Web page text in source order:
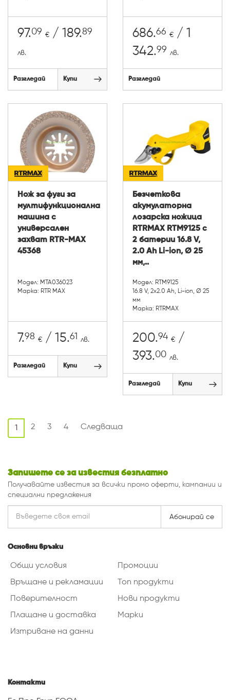
97.09 € / 189.89
лв.
Разгледай Купи
686.66 € / 1
342.99 лв.
Разгледай
Нож за фуги за
мултифункционална
машина с
универсален
захват RTR-MAX
45368
Модел: MTA036023
Марка: RTR MAX
7.98 € / 15.61 лв.
Разгледай Купи
Безчеткова
акумулаторна
лозарска ножица
RTRMAX RTM9125 с
2 батерии 16.8 V,
2.0 Ah Li-ion, Ø 25
мм,..
Модел: RTM9125
16.8 V, 2x2.0 Ah, Li-ion, Ø 25
мм
Марка: RTRMAX
200.94 € /
393.00 лв.
Разгледай Купи
1 2 3 4 Следваща
Запишете се за известия безплатно
Получавайте известия за всички промо оферти, кампании и
специални предложения
Абонирай се
Основни връзки
Общи условия
Връщане и рекламации
Поверителност
Плащане и доставка
Изтриване на данни
Промоции
Топ продукти
Нови продукти
Марки
Контакти